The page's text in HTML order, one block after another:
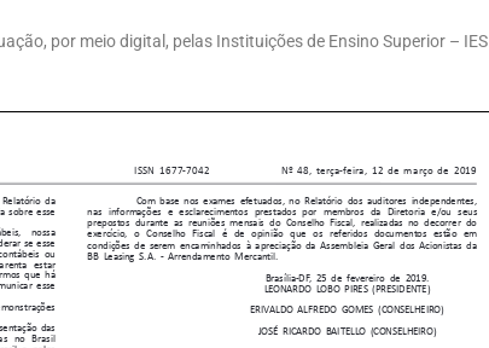
por meio digital, pelas Instituições de Ensino Superior – IES